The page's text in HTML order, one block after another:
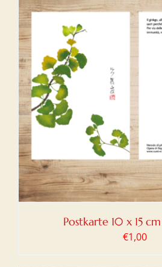
Postkarte 10 x 15
€1,00